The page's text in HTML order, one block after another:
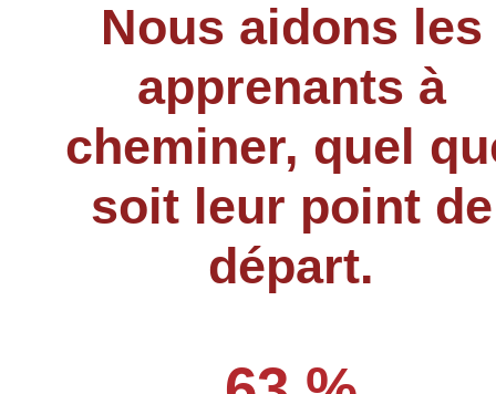
Nous aidons les
apprenants à
cheminer, quel
soit leur point de
départ.